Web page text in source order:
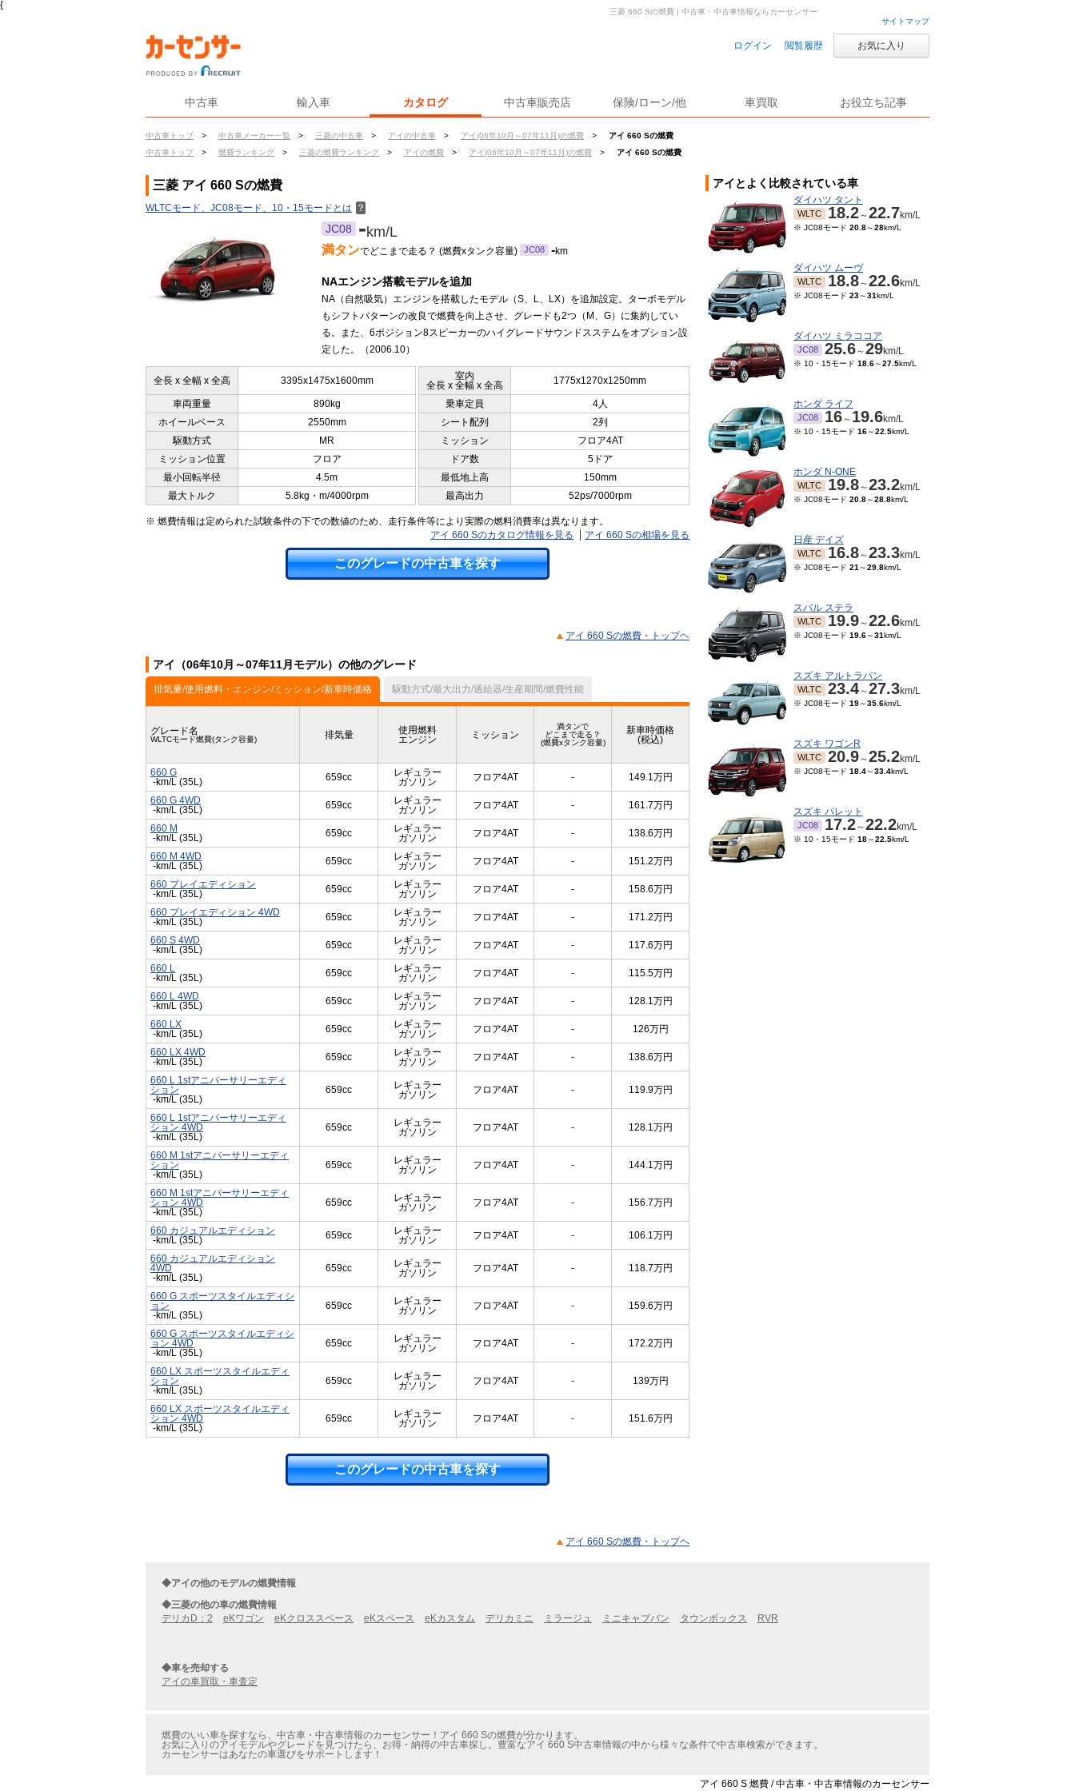
{
サイトマップ
ログイン 閲覧履歴 お気に入り
中古車 輸入車 カタログ 中古車販売店 保険/ローン/他 車買取 お役立ち記事
中古車トップ > 中古車メーカー一覧 > 三菱の中古車 > アイの中古車 > アイ(06年10月～07年11月)の燃費 >
アイ 660 Sの燃費
中古車トップ
> 燃費ランキング > 三菱の燃費ランキング > アイの燃費 > アイ(06年10月～07年11月)の燃費 > アイ 660 Sの燃費
三菱 660 Sの燃費 | 中古車・中古車情報ならカーセンサー
三菱 アイ 660 Sの燃費
WLTCモード、JC08モード、10・15モードとは ？
JC08 -km/L
満タンでどこまで走る？ (燃費xタンク容量) JC08 -km
NAエンジン搭載モデルを追加
NA（自然吸気）エンジンを搭載したモデル（S、L、LX）を追加設定。ターボモデル
もシフトパターンの改良で燃費を向上させ、グレードも2つ（M、G）に集約してい
る。また、6ポジション8スピーカーのハイグレードサウンドスステムをオプション設
定した。（2006.10）
全長 x 全幅 x 全高 3395x1475x1600mm
室内
全長 x 全幅 x 全高
1775x1270x1250mm
車両重量 890kg 乗車定員
4人
ホイールベース
2550mm シート配列
2列
駆動方式
MR ミッション
フロア4AT
ミッション位置
フロア ドア数
5ドア
最小回転半径
4.5m 最低地上高
150mm
最大トルク
5.8kg・m/4000rpm 最高出力 52ps/7000rpm
※ 燃費情報は定められた試験条件の下での数値のため、走行条件等により実際の燃料消費率は異なります。
アイ 660 Sのカタログ情報を見る
アイ 660 Sの相場を見る
このグレードの中古車を探す
アイ 660 Sの燃費・トップヘ
アイ（06年10月～07年11月モデル）の他のグレード
排気量/使用燃料・エンジン/ミッション/新車時価格 駆動方式/最大出力/過給器/生産期間/燃費性能
グレード名
WLTCモード燃費(タンク容量) 排気量
使用燃料
エンジン
ミッション
満タンで
どこまで走る？
(燃費xタンク容量)
新車時価格
(税込)
660 G
-km/L (35L)
659cc
レギュラー
ガソリン
フロア4AT - 149.1万円
660 G 4WD
-km/L (35L)
659cc
レギュラー
ガソリン
フロア4AT - 161.7万円
660 M
-km/L (35L)
659cc
レギュラー
ガソリン
フロア4AT - 138.6万円
660 M 4WD
-km/L (35L)
659cc
レギュラー
ガソリン
フロア4AT - 151.2万円
660 プレイエディション
-km/L (35L)
659cc
レギュラー
ガソリン
フロア4AT - 158.6万円
660 プレイエディション 4WD
-km/L (35L)
659cc
レギュラー
ガソリン
フロア4AT - 171.2万円
660 S 4WD
-km/L (35L)
659cc
レギュラー
ガソリン
フロア4AT - 117.6万円
660 L
-km/L (35L)
659cc
レギュラー
ガソリン
フロア4AT - 115.5万円
660 L 4WD
-km/L (35L)
659cc
レギュラー
ガソリン
フロア4AT - 128.1万円
660 LX
-km/L (35L)
659cc
レギュラー
ガソリン
フロア4AT - 126万円
660 LX 4WD
-km/L (35L)
659cc
レギュラー
ガソリン
フロア4AT - 138.6万円
660 L 1stアニバーサリーエディ
ション
-km/L (35L)
659cc
レギュラー
ガソリン
フロア4AT - 119.9万円
660 L 1stアニバーサリーエディ
ション 4WD
-km/L (35L)
659cc
レギュラー
ガソリン
フロア4AT - 128.1万円
660 M 1stアニバーサリーエディ
ション
-km/L (35L)
659cc
レギュラー
ガソリン
フロア4AT - 144.1万円
660 M 1stアニバーサリーエディ
ション 4WD
-km/L (35L)
659cc
レギュラー
ガソリン
フロア4AT - 156.7万円
660 カジュアルエディション
-km/L (35L)
659cc
レギュラー
ガソリン
フロア4AT - 106.1万円
660 カジュアルエディション
4WD
-km/L (35L)
659cc
レギュラー
ガソリン
フロア4AT - 118.7万円
660 G スポーツスタイルエディシ
ョン
-km/L (35L)
659cc
レギュラー
ガソリン
フロア4AT - 159.6万円
660 G スポーツスタイルエディシ
ョン 4WD
-km/L (35L)
659cc
レギュラー
ガソリン
フロア4AT - 172.2万円
660 LX スポーツスタイルエディ
ション
-km/L (35L)
659cc
レギュラー
ガソリン
フロア4AT - 139万円
660 LX スポーツスタイルエディ
ション 4WD
-km/L (35L)
659cc
レギュラー
ガソリン
フロア4AT - 151.6万円
このグレードの中古車を探す
アイ 660 Sの燃費・トップヘ
アイとよく比較されている車
ダイハツ タント
WLTC 18.2～22.7km/L
※ JC08モード 20.8～28km/L
ダイハツ ムーヴ
WLTC 18.8～22.6km/L
※ JC08モード 23～31km/L
ダイハツ ミラココア
JC08 25.6～29km/L
※ 10・15モード 18.6～27.5km/L
ホンダ ライフ
JC08 16～ 19.6km/L
※ 10・15モード 16～22.5km/L
ホンダ N-ONE
WLTC 19.8～23.2km/L
※ JC08モード 20.8～28.8km/L
日産 デイズ
WLTC 16.8～23.3km/L
※ JC08モード 21 ～29.8km/L
スバル ステラ
WLTC 19.9～22.6km/L
※ JC08モード 19.6～31km/L
スズキ アルトラパン
WLTC 23.4～27.3km/L
※ JC08モード 19～35.6km/L
スズキ ワゴンR
WLTC 20.9～25.2km/L
※ JC08モード 18.4～33.4km/L
スズキ パレット
JC08 17.2～22.2km/L
※ 10・15モード 18～22.5km/L
◆アイの他のモデルの燃費情報
◆三菱の他の車の燃費情報
デリカD：2
eKワゴン eKクロススペース eKスペース eKカスタム デリカミニ ミラージュ ミニキャブバン タウンボックス RVR
◆車を売却する
アイの車買取・車査定
燃費のいい車を探すなら、中古車・中古車情報のカーセンサー！アイ 660 Sの燃費が分かります。
お気に入りのアイモデルやグレードを見つけたら、お得・納得の中古車探し。豊富なアイ 660 S中古車情報の中から様々な条件で中古車検索ができます。
カーセンサーはあなたの車選びをサポートします！
アイ 660 S 燃費 / 中古車・中古車情報のカーセンサー